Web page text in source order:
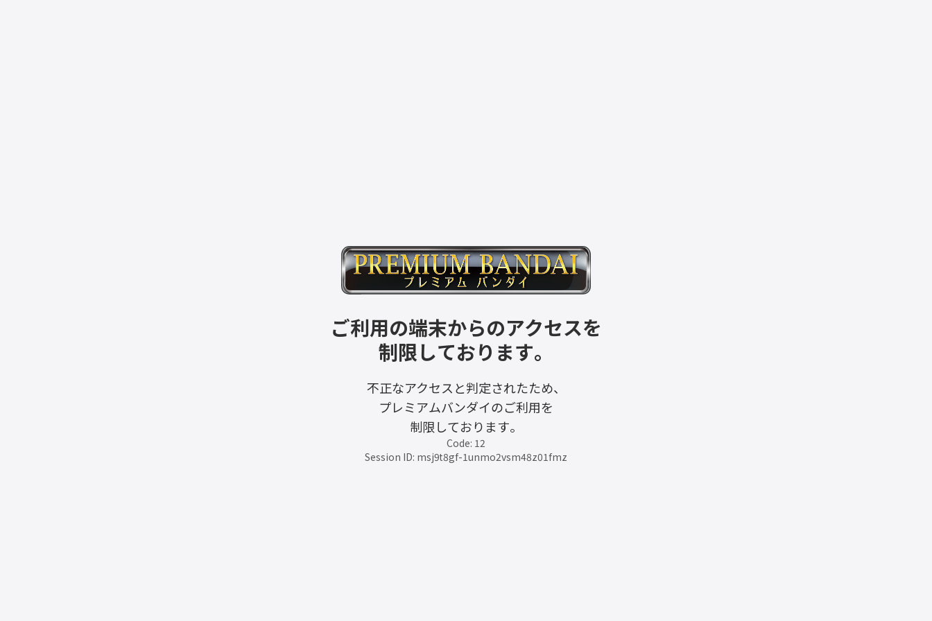
ご利用の端末からのアクセスを
制限しております。
不正なアクセスと判定されたため、
プレミアムバンダイのご利用を
制限しております。
Code: 12
Session ID: msj9t8gf-1unmo2vsm48z01fmz